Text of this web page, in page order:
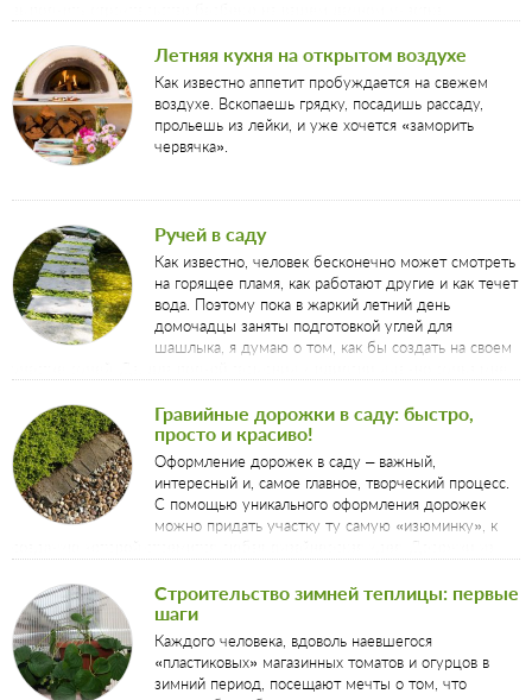
Летняя кухня на открытом воздухе
Как известно аппетит пробуждается на свежем
воздухе. Вскопаешь грядку, посадишь рассаду,
прольешь из лейки, и уже хочется «заморить
червячка».
Ручей в саду
Как известно, человек бесконечно может смотреть
на горящее пламя, как работают другие и как течет
вода. Поэтому пока в жаркий летний день
домочадцы заняты подготовкой углей для
шашлыка, я думаю о том, как бы создать на своем
Гравийные дорожки в саду: быстро,
просто и красиво!
Оформление дорожек в саду – важный,
интересный и, самое главное, творческий процесс.
С помощью уникального оформления дорожек
можно придать участку ту самую «изюминку», к
созданию которой стремится любая дизайнерская идея. Дорожки из
уникальной концепции садового участка.
Строительство зимней теплицы: первые
шаги
Каждого человека, вдоволь наевшегося
«пластиковых» магазинных томатов и огурцов в
зимний период, посещают мечты о том, что